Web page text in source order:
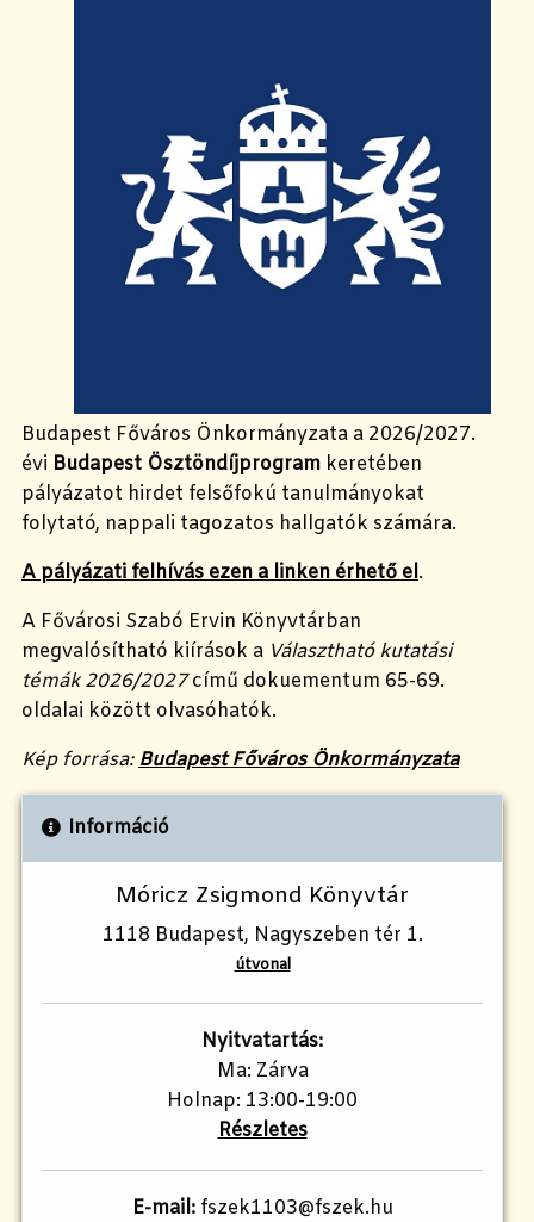
Budapest Főváros Önkormányzata a 2026/2027.
évi Budapest Ösztöndíjprogram keretében
pályázatot hirdet felsőfokú tanulmányokat
folytató, nappali tagozatos hallgatók számára.
A pályázati felhívás ezen a linken érhető el.
A Fővárosi Szabó Ervin Könyvtárban
megvalósítható kiírások a Választható kutatási
témák 2026/2027című dokuementum 65-69.
oldalai között olvasóhatók.
Kép forrása: Budapest Főváros Önkormányzata
Információ
Móricz Zsigmond Könyvtár
1118 Budapest, Nagyszeben tér 1.
útvonal
Nyitvatartás:
Ma: Zárva
Holnap: 13:00-19:00
Részletes
E-mail:fszek1103@fszek.hu